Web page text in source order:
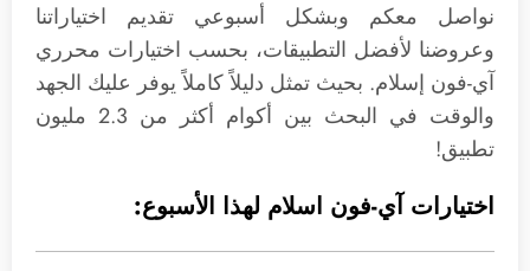
نواصل معكم وبشكل أسبوعي تقديم اختياراتنا
وعروضنا لأفضل التطبيقات، بحسب اختيارات محرري
آي-فون إسلام. بحيث تمثل دليلاً كاملاً يوفر عليك الجهد
والوقت في البحث بين أكوام أكثر من 2.3 مليون
تطبيق!
اختيارات آي-فون اسلام لهذا الأسبوع: